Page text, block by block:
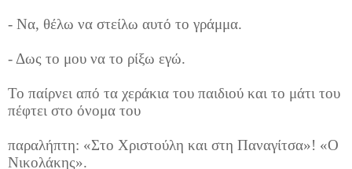
- Να, θέλω να στείλω αυτό το γράμμα.
- Δως το μου να το ρίξω εγώ.
Το παίρνει από τα χεράκια του παιδιού και το μάτι του
πέφτει στο όνομα του
παραλήπτη: «Στο Χριστούλη και στη Παναγίτσα»! «Ο
Νικολάκης».